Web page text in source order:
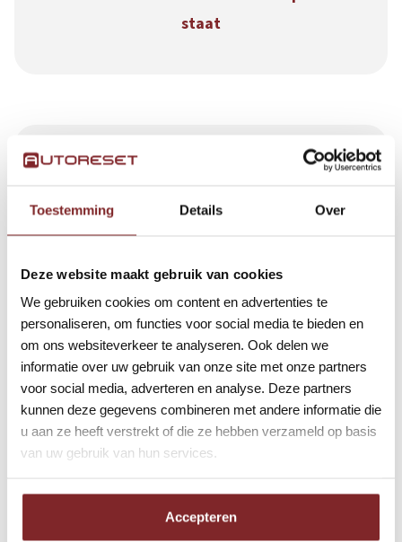
Toestemming Details Over
Deze website maakt gebruik van cookies
We gebruiken cookies om content en advertenties te
personaliseren, om functies voor social media te bieden en
om ons websiteverkeer te analyseren. Ook delen we
informatie over uw gebruik van onze site met onze partners
voor social media, adverteren en analyse. Deze partners
kunnen deze gegevens combineren met andere informatie die
u aan ze heeft verstrekt of die ze hebben verzameld op basis
van uw gebruik van hun services.
Accepteren
staat
De afdeling Werving en Selectie maakt een
U wordt uitgenodigd voor een